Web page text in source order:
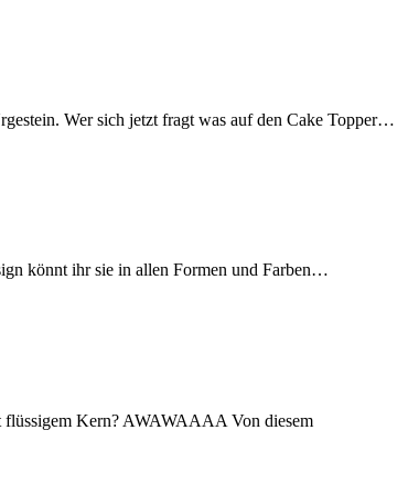
Wer sich jetzt fragt was auf den Cake Topper…
könnt ihr sie in allen Formen und Farben…
flüssigem Kern? AWAWAAAA Von diesem